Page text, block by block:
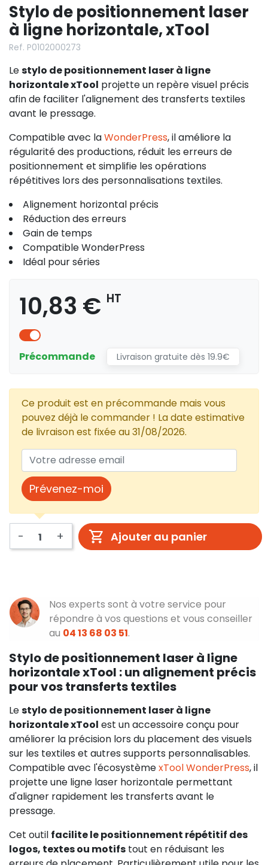
Stylo de positionnement laser
à ligne horizontale, xTool
Ref. P0102000273
Lestylo de positionnement laser à ligne
horizontale xTool projette un repère visuel précis
afin de faciliter l'alignement des transferts textiles
avant le pressage.
Compatible avec laWonderPress, il améliore la
régularité des productions, réduit les erreurs de
positionnement et simplifie les opérations
répétitives lors des personnalisations textiles.
Alignement horizontal précis
Réduction des erreurs
Gain de temps
Compatible WonderPress
Idéal pour séries
10,83 € HT
Précommande Livraison gratuite dès 19.9€
Ce produit est en précommande mais vous
pouvez déjà le commander ! La date estimative
de livraison est fixée au 31/08/2026.
Prévenez-moi
- + Ajouter au panier
Nos experts sont à votre service pour
répondre à vos questions et vous conseiller
au 04 13 68 03 51.
Stylo de positionnement laser à ligne
horizontale xTool : un alignement précis
pour vos transferts textiles
Lestylo de positionnement laser à ligne
horizontale xTool est un accessoire conçu pour
améliorer la précision lors du placement des visuels
sur les textiles et autres supports personnalisables.
Compatible avec l'écosystèmexTool WonderPress, il
projette une ligne laser horizontale permettant
d'aligner rapidement les transferts avant le
pressage.
Cet outil facilite le positionnement répétitif des
logos, textes ou motifs tout en réduisant les